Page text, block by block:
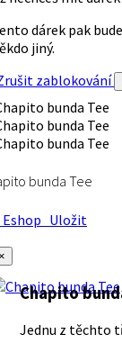
dárek pak
jiný.
zablokování
bunda Tee
Uložit
Chapito
Jednu z těchto